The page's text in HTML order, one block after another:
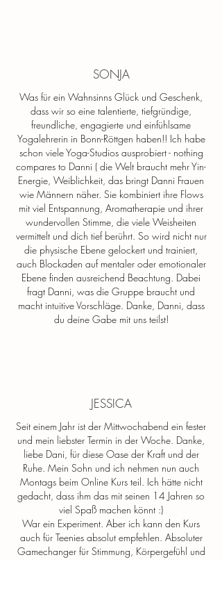
Soul Vacation Retreat
Kloster Schweinheim
16 - 18. Oktober 2026
The best Journey always takes us home...
Durchatmen, entspannen, in die Ruhe eintauchen
und mit einem Lächeln auf den Lippen das Wunder
wieder wahrnehmen...
SONJA
Was für ein Wahnsinns Glück und Geschenk,
dass wir so eine talentierte, tiefgründige,
freundliche, engagierte und einfühlsame
Yogalehrerin in Bonn-Röttgen haben!! Ich habe
schon viele Yoga-Studios ausprobiert - nothing
compares to Danni ( die Welt braucht mehr Yin-
Energie, Weiblichkeit, das bringt Danni Frauen
wie Männern näher. Sie kombiniert ihre Flows
mit viel Entspannung, Aromatherapie und ihrer
wundervollen Stimme, die viele Weisheiten
vermittelt und dich tief berührt. So wird nicht nur
die physische Ebene gelockert und trainiert,
auch Blockaden auf mentaler oder emotionaler
Ebene finden ausreichend Beachtung. Dabei
fragt Danni, was die Gruppe braucht und
macht intuitive Vorschläge. Danke, Danni, dass
du deine Gabe mit uns teilst!
JESSICA
Seit einem Jahr ist der Mittwochabend ein fester
und mein liebster Termin in der Woche. Danke,
liebe Dani, für diese Oase der Kraft und der
Ruhe. Mein Sohn und ich nehmen nun auch
Montags beim Online Kurs teil. Ich hätte nicht
gedacht, dass ihm das mit seinen 14 Jahren so
viel Spaß machen könnt :)
War ein Experiment. Aber ich kann den Kurs
auch für Teenies absolut empfehlen. Absoluter
Gamechanger für Stimmung, Körpergefühl und